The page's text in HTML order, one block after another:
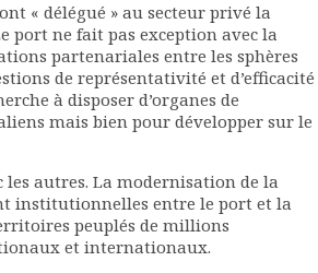
« délégué » au secteur privé la
port ne fait pas exception avec la
partenariales entre les sphères
de représentativité et d’efficacité
à disposer d’organes de
mais bien pour développer sur le
autres. La modernisation de la
institutionnelles entre le port et la
peuplés de millions
et internationaux.